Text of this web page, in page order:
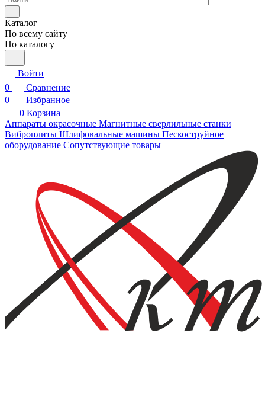
Каталог
По всему сайту
По каталогу
Войти
0
Сравнение
0
Избранное
0 Корзина
Аппараты окрасочные Магнитные сверлильные станки
Виброплиты Шлифовальные машины Пескоструйное
оборудование Сопутствующие товары